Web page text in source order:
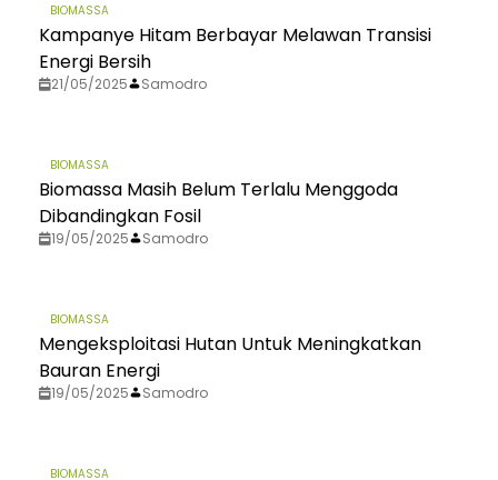
BIOMASSA
Kampanye Hitam Berbayar Melawan Transisi
Energi Bersih
21/05/2025 Samodro
BIOMASSA
Biomassa Masih Belum Terlalu Menggoda
Dibandingkan Fosil
19/05/2025 Samodro
BIOMASSA
Mengeksploitasi Hutan Untuk Meningkatkan
Bauran Energi
19/05/2025 Samodro
BIOMASSA